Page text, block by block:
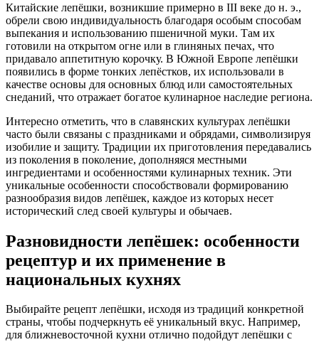
Китайские лепёшки, возникшие примерно в III веке до н. э.,
обрели свою индивидуальность благодаря особым способам
выпекания и использованию пшеничной муки. Там их
готовили на открытом огне или в глиняных печах, что
придавало аппетитную корочку. В Южной Европе лепёшки
появились в форме тонких лепёстков, их использовали в
качестве основы для основных блюд или самостоятельных
снеданий, что отражает богатое кулинарное наследие региона.
Интересно отметить, что в славянских культурах лепёшки
часто были связаны с праздниками и обрядами, символизируя
изобилие и защиту. Традиции их приготовления передавались
из поколения в поколение, дополняяся местными
ингредиентами и особенностями кулинарных техник. Эти
уникальные особенности способствовали формированию
разнообразия видов лепёшек, каждое из которых несет
исторический след своей культуры и обычаев.
Разновидности лепёшек: особенности
рецептур и их применение в
национальных кухнях
Выбирайте рецепт лепёшки, исходя из традиций конкретной
страны, чтобы подчеркнуть её уникальный вкус. Например,
для ближневосточной кухни отлично подойдут лепёшки с